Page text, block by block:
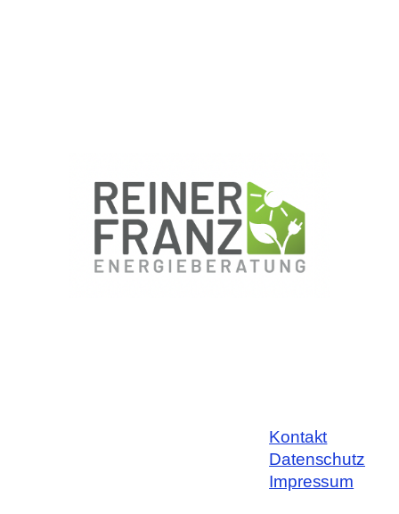
Kontakt
Datenschutz
Impressum